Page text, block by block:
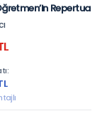
Repertuarı
Ve Haftalar Marşlar